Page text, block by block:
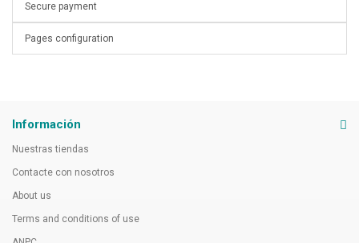
Secure payment
Pages configuration
Información
Nuestras tiendas
Contacte con nosotros
About us
Terms and conditions of use